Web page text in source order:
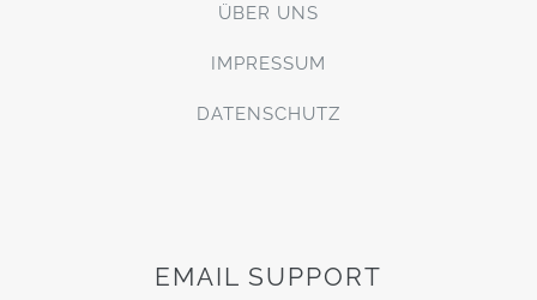
ÜBER UNS
IMPRESSUM
DATENSCHUTZ
EMAIL SUPPORT